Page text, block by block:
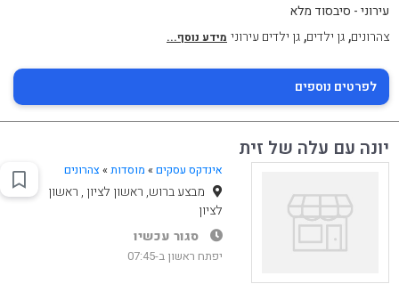
עירוני - סיבסוד מלא
צהרונים,גן ילדים,גן ילדים עירוני מידע נוסף...
לפרטים נוספים
יונה עם עלה של זית
אינדקס עסקים » מוסדות» צהרונים
מבצע ברוש, ראשון לציון , ראשון
לציון
סגור עכשיו
יפתח ראשון ב-07:45